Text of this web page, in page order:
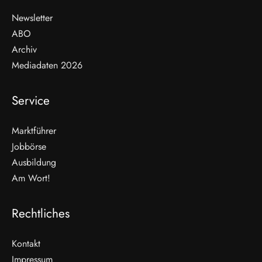
Newsletter
ABO
Archiv
Mediadaten 2026
Service
Marktführer
Jobbörse
Ausbildung
Am Wort!
Rechtliches
Kontakt